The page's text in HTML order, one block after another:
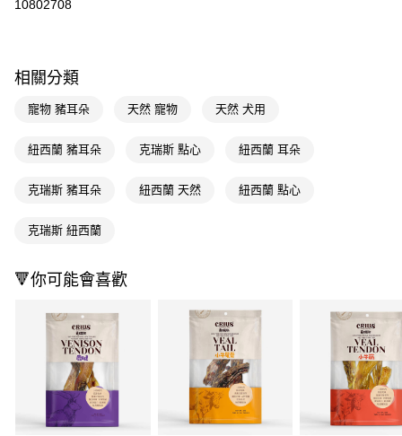
悠遊付
Google Pay
AFTEE先享後付
AFTEE先享後付是「在收到商品之後才付款」的支付方式。 讓您購物簡單
１．簡單：不需註冊會員、不需綁卡、不需儲值。
２．便利：只要手機號碼，簡訊認證，即可結帳。
３．安心：先確認商品／服務後，再付款。
【「AFTEE先享後付」結帳流程】
１．於結帳方式選擇「AFTEE先享後付」後，將跳轉至「AFTEE先享後付」
結帳頁面，進行簡訊認證並確認金額後，即可完成結帳。
２．訂單成立數日內，您將收到繳費通知簡訊。
即享券
運送方式
全家取貨付款
每筆NT$65，滿NT$390(含以上)免運費
付款後全家取貨
10802708
相關分類
寵物 豬耳朵 天然 寵物 天然 犬用
紐西蘭 豬耳朵 克瑞斯 點心 紐西蘭 耳朵
克瑞斯 豬耳朵 紐西蘭 天然 紐西蘭 點心
克瑞斯 紐西蘭
🔻你可能會喜歡